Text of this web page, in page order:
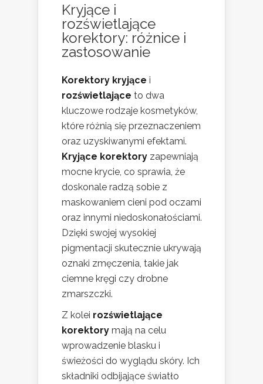
Kryjące i
rozświetlające
korektory: różnice i
zastosowanie
Korektory kryjące i
rozświetlające to dwa
kluczowe rodzaje kosmetyków,
które różnią się przeznaczeniem
oraz uzyskiwanymi efektami.
Kryjące korektory zapewniają
mocne krycie, co sprawia, że
doskonale radzą sobie z
maskowaniem cieni pod oczami
oraz innymi niedoskonałościami.
Dzięki swojej wysokiej
pigmentacji skutecznie ukrywają
oznaki zmęczenia, takie jak
ciemne kręgi czy drobne
zmarszczki.
Z kolei rozświetlające
korektory mają na celu
wprowadzenie blasku i
świeżości do wyglądu skóry. Ich
składniki odbijające światło